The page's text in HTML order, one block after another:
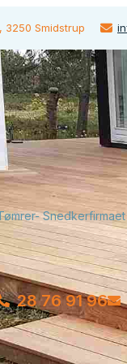
3250 Smidstrup
28 76 91 96